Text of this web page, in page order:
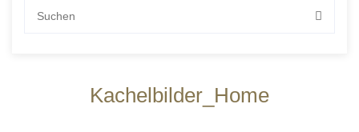
Kachelbilder_Home